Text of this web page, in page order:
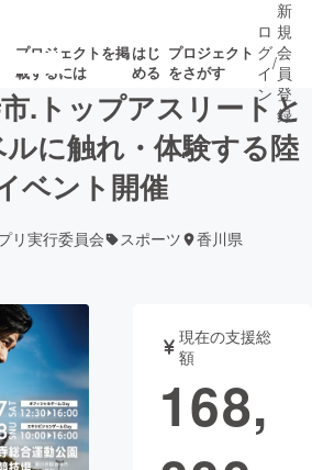
プロジェクトを掲
載するには
はじ
める
プロジェクト
をさがす
の新着プロ
募集終了が近いプ
・ガジェット
書籍・雑誌
ロ
グ
イ
ン
/
新
規
会
員
登
録
.トップアスリートと
に触れ・体験する陸
ベント開催
リ実行委員会 スポーツ 香川県
現在の支援総
額
168,